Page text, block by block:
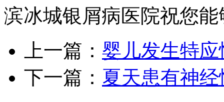
滨冰城银屑病医院祝您
上一篇： 婴儿发生特
下一篇： 夏天患有神